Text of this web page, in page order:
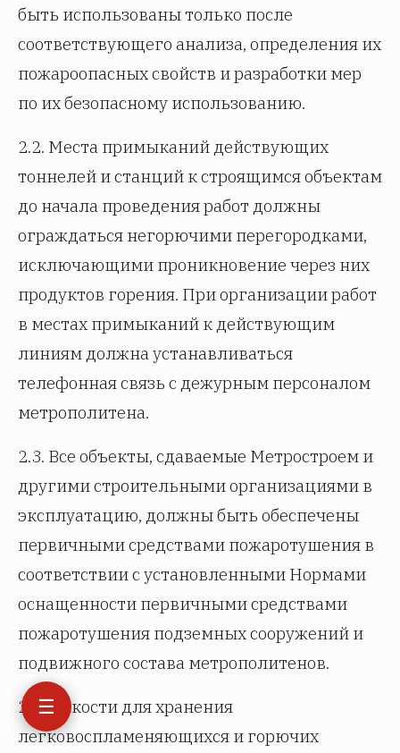
☰
быть использованы только после
соответствующего анализа, определения их
пожароопасных свойств и разработки мер
по их безопасному использованию.
2.2. Места примыканий действующих
тоннелей и станций к строящимся объектам
до начала проведения работ должны
ограждаться негорючими перегородками,
исключающими проникновение через них
продуктов горения. При организации работ
в местах примыканий к действующим
линиям должна устанавливаться
телефонная связь с дежурным персоналом
метрополитена.
2.3. Все объекты, сдаваемые Метростроем и
другими строительными организациями в
эксплуатацию, должны быть обеспечены
первичными средствами пожаротушения в
соответствии с установленными Нормами
оснащенности первичными средствами
пожаротушения подземных сооружений и
подвижного состава метрополитенов.
2.4. Емкости для хранения
легковоспламеняющихся и горючих